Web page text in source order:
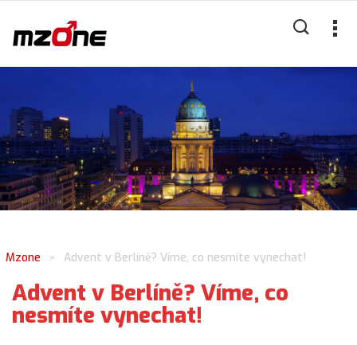
Mzone > Advent v Berlíně? Víme, co nesmíte vynechat!
Advent v Berlíně? Víme, co
nesmíte vynechat!